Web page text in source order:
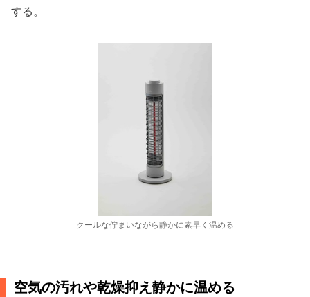
する。
クールな佇まいながら静かに素早く温める
空気の汚れや乾燥抑え静かに温める